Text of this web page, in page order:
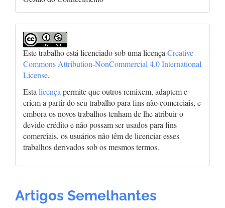
Este trabalho está licenciado sob uma licença Creative
Commons Attribution-NonCommercial 4.0 International
License.
Esta licença permite que outros remixem, adaptem e
criem a partir do seu trabalho para fins não comerciais, e
embora os novos trabalhos tenham de lhe atribuir o
devido crédito e não possam ser usados para fins
comerciais, os usuários não têm de licenciar esses
trabalhos derivados sob os mesmos termos.
Artigos Semelhantes